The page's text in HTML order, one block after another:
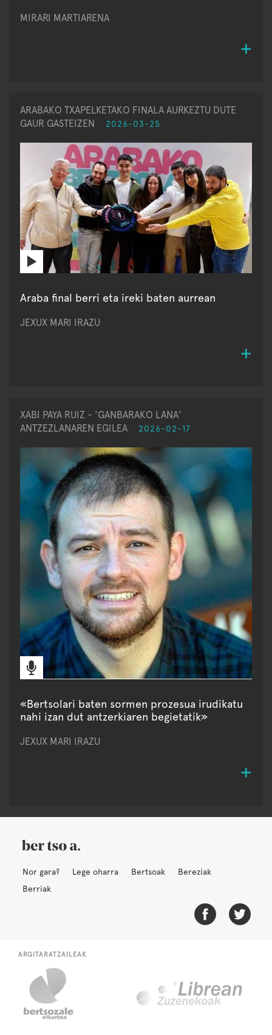
MIRARI MARTIARENA
ARABAKO TXAPELKETAKO FINALA AURKEZTU DUTE
GAUR GASTEIZEN
2026-03-25
Araba final berri eta ireki baten aurrean
JEXUX MARI IRAZU
XABI PAYA RUIZ - 'GANBARAKO LANA'
ANTZEZLANAREN EGILEA
2026-02-17
«Bertsolari baten sormen prozesua irudikatu
nahi izan dut antzerkiaren begietatik»
JEXUX MARI IRAZU
Nor gara? Lege oharra Bertsoak
Bereziak
Berriak
ARGITARATZAILEAK